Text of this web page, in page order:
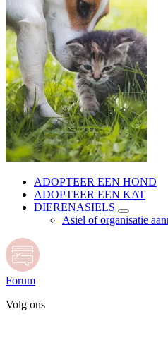
ADOPTEER EEN HOND
ADOPTEER EEN KAT
DIERENASIELS
Asiel of organisatie
Forum
Volg ons